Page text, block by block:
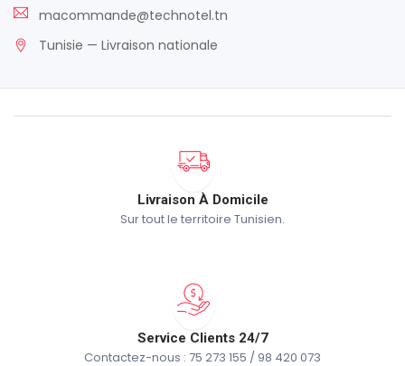
macommande@technotel.tn
Tunisie — Livraison nationale
Livraison À Domicile
Sur tout le territoire Tunisien.
Service Clients 24/7
Contactez-nous : 75 273 155 / 98 420 073